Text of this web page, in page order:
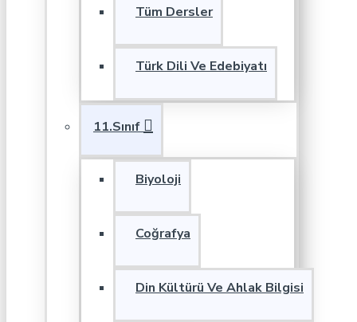
Tüm Dersler
Türk Dili Ve Edebiyatı
11.Sınıf
Biyoloji
Coğrafya
Din Kültürü Ve Ahlak Bilgisi